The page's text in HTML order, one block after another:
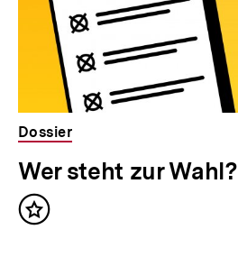
Dossier
Wer steht zur Wahl?
Inhalt